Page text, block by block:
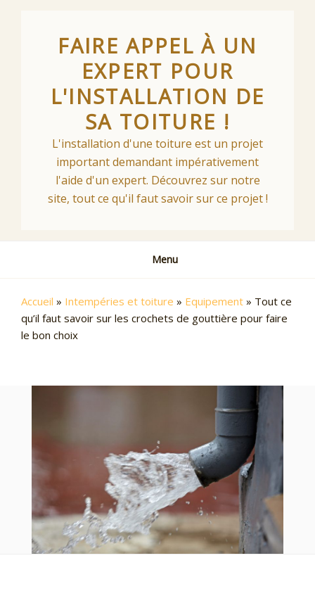
FAIRE APPEL À UN
EXPERT POUR
L'INSTALLATION DE
SA TOITURE !
L'installation d'une toiture est un projet
important demandant impérativement
l'aide d'un expert. Découvrez sur notre
site, tout ce qu'il faut savoir sur ce projet !
Menu
Accueil » Intempéries et toiture » Equipement » Tout ce
qu’il faut savoir sur les crochets de gouttière pour faire
le bon choix